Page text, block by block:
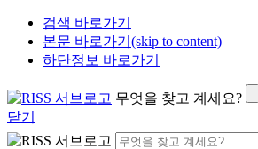
검색 바로가기
본문 바로가기(skip to content)
하단정보 바로가기
무엇을 찾고 계세요?
닫기